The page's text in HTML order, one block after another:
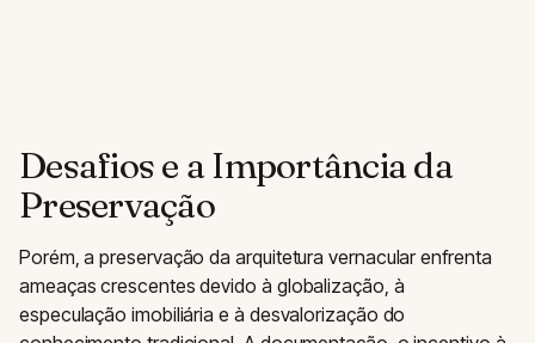
Desafios e a Importância da
Preservação
Porém, a preservação da arquitetura vernacular enfrenta
ameaças crescentes devido à globalização, à
especulação imobiliária e à desvalorização do